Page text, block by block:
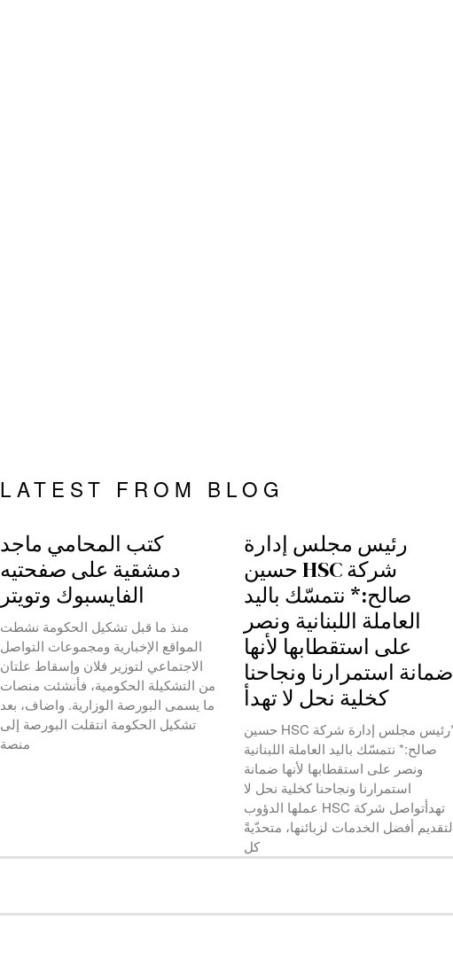
LATEST FROM BLOG
رئيس مجلس إدارة
شركة HSC حسين
صالح:* نتمسّك باليد
العاملة اللبنانية ونصر
على استقطابها لأنها
ضمانة استمرارنا ونجاحنا
كخلية نحل لا تهدأ
*رئيس مجلس إدارة شركة HSC حسين
صالح:* نتمسّك باليد العاملة اللبنانية
ونصر على استقطابها لأنها ضمانة
استمرارنا ونجاحنا كخلية نحل لا
تهدأتواصل شركة HSC عملها الدؤوب
لتقديم أفضل الخدمات لزبائنها، متحدّيةً
كل
كتب المحامي ماجد
دمشقية على صفحتيه
الفايسبوك وتويتر
منذ ما قبل تشكيل الحكومة نشطت
المواقع الإخبارية ومجموعات التواصل
الاجتماعي لتوزير فلان وإسقاط علتان
من التشكيلة الحكومية، فأنشئت منصات
ما يسمى البورصة الوزارية. واضاف، بعد
تشكيل الحكومة انتقلت البورصة إلى
منصة